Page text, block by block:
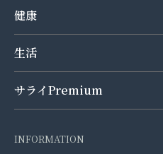
健康
生活
サライPremium
INFORMATION